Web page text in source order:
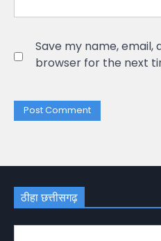
Save my name, email,
browser for the next
ठीहा छत्तीसगढ़